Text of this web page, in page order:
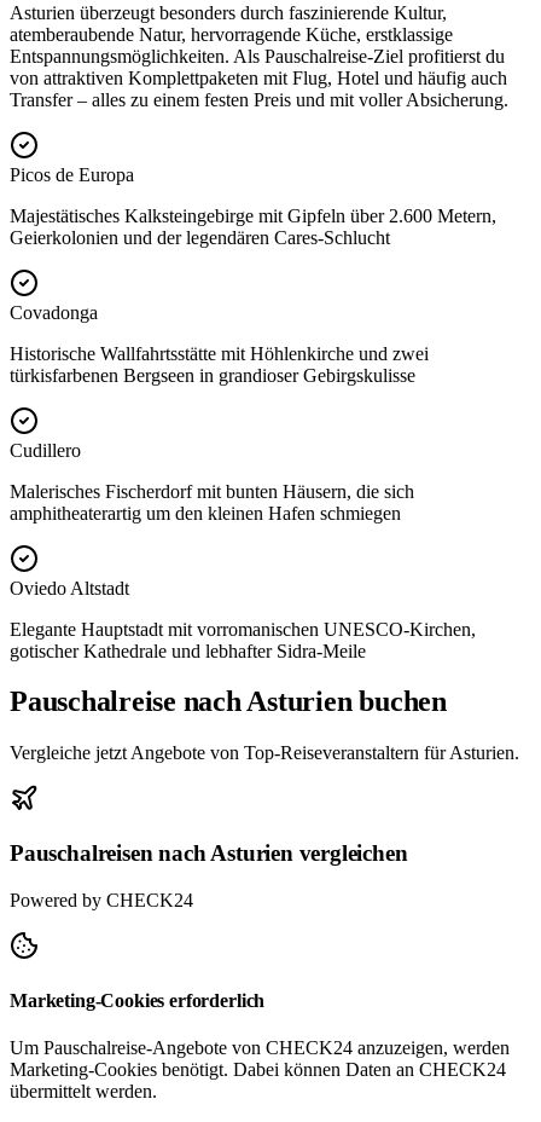
Asturien überzeugt besonders durch faszinierende Kultur,
atemberaubende Natur, hervorragende Küche, erstklassige
Entspannungsmöglichkeiten. Als Pauschalreise-Ziel profitierst du
von attraktiven Komplettpaketen mit Flug, Hotel und häufig auch
Transfer – alles zu einem festen Preis und mit voller Absicherung.
Picos de Europa
Majestätisches Kalksteingebirge mit Gipfeln über 2.600 Metern,
Geierkolonien und der legendären Cares-Schlucht
Covadonga
Historische Wallfahrtsstätte mit Höhlenkirche und zwei
türkisfarbenen Bergseen in grandioser Gebirgskulisse
Cudillero
Malerisches Fischerdorf mit bunten Häusern, die sich
amphitheaterartig um den kleinen Hafen schmiegen
Oviedo Altstadt
Elegante Hauptstadt mit vorromanischen UNESCO-Kirchen,
gotischer Kathedrale und lebhafter Sidra-Meile
Pauschalreise nach Asturien buchen
Vergleiche jetzt Angebote von Top-Reiseveranstaltern für Asturien.
Pauschalreisen nach Asturien vergleichen
Powered by CHECK24
Marketing-Cookies erforderlich
Um Pauschalreise-Angebote von CHECK24 anzuzeigen, werden
Marketing-Cookies benötigt. Dabei können Daten an CHECK24
übermittelt werden.